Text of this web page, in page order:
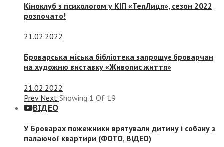
Кіноклуб з психологом у КІП «ТепЛиця», сезон 2022
розпочато!
21.02.2022
Броварська міська бібліотека запрошує броварчан
на художню виставку «Живопис життя»
21.02.2022
Prev Next Showing 1 Of 19
ВІДЕО
У Броварах пожежники врятували дитину і собаку з
палаючої квартири (ФОТО, ВІДЕО)